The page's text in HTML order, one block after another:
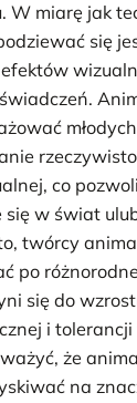
W miarę jak
się
co
się w świat
twórcy
po
się do
i
że
na